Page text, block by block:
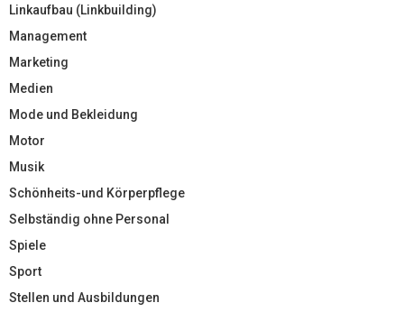
Linkaufbau (Linkbuilding)
Management
Marketing
Medien
Mode und Bekleidung
Motor
Musik
Schönheits-und Körperpflege
Selbständig ohne Personal
Spiele
Sport
Stellen und Ausbildungen